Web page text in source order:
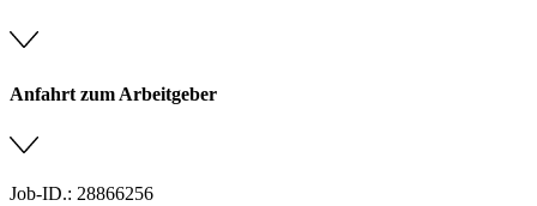
Anfahrt zum Arbeitgeber
Job-ID.: 28866256